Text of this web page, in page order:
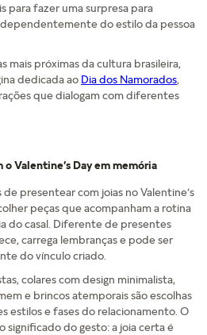
para fazer uma surpresa para
do estilo da pessoa
mais próximas da cultura brasileira,
dedicada ao Dia dos Namorados,
que dialogam com diferentes
Valentine’s Day em memória
presentear com joias no Valentine’s
peças que acompanham a rotina
do casal. Diferente de presentes
carrega lembranças e pode ser
do vínculo criado.
colares com design minimalista,
e brincos atemporais são escolhas
estilos e fases do relacionamento. O
significado do gesto: a joia certa é